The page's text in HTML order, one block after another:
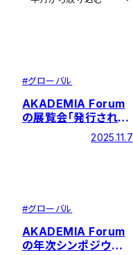
#グローバル
AKADEMIA Forum
の展覧会「発行されな
かった卒業証書」の開
幕式および関連イベン
2025.11.7
#グローバル
AKADEMIA Forum
の年次シンポジウムを